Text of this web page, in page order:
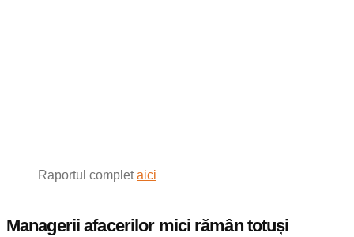
Raportul completaici
Managerii afacerilor mici rămân totuși